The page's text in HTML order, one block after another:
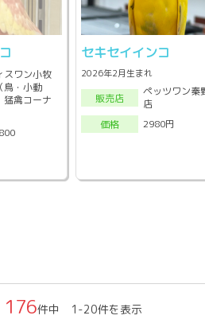
スワン小牧
鳥・小動
猛禽コーナ
セキセイインコ
2026年2月生まれ
販売店
ペッツワン秦
店
価格
2980円
176件中 1-20件を表示